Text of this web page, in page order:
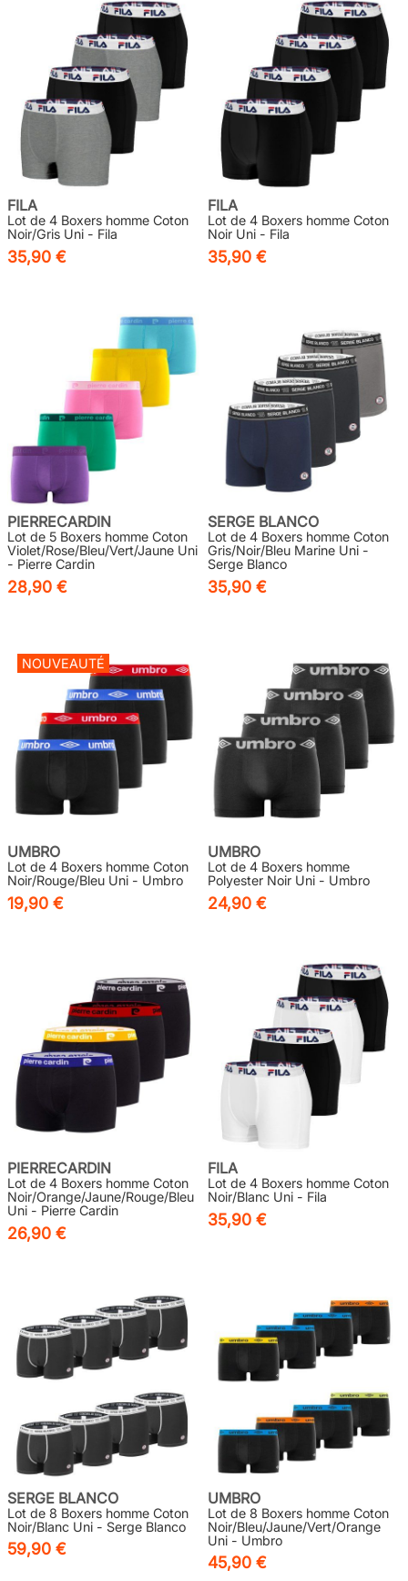
FILA
Lot de 4 Boxers homme Coton
Noir/Gris Uni - Fila
35,90 €
FILA
Lot de 4 Boxers homme Coton
Noir Uni - Fila
35,90 €
PIERRECARDIN
Lot de 5 Boxers homme Coton
Violet/Rose/Bleu/Vert/Jaune Uni
- Pierre Cardin
28,90 €
SERGE BLANCO
Lot de 4 Boxers homme Coton
Gris/Noir/Bleu Marine Uni -
Serge Blanco
35,90 €
NOUVEAUTÉ
UMBRO
Lot de 4 Boxers homme Coton
Noir/Rouge/Bleu Uni - Umbro
19,90 €
UMBRO
Lot de 4 Boxers homme
Polyester Noir Uni - Umbro
24,90 €
PIERRECARDIN
Lot de 4 Boxers homme Coton
Noir/Orange/Jaune/Rouge/Bleu
Uni - Pierre Cardin
26,90 €
FILA
Lot de 4 Boxers homme Coton
Noir/Blanc Uni - Fila
35,90 €
SERGE BLANCO
Lot de 8 Boxers homme Coton
Noir/Blanc Uni - Serge Blanco
59,90 €
UMBRO
Lot de 8 Boxers homme Coton
Noir/Bleu/Jaune/Vert/Orange
Uni - Umbro
45,90 €